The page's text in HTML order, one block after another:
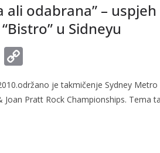
ali odabrana” –
u Sidneyu
E
ai
o
p
je takmičenje Sydney Metro
Joan Pratt Rock Championships. Tema